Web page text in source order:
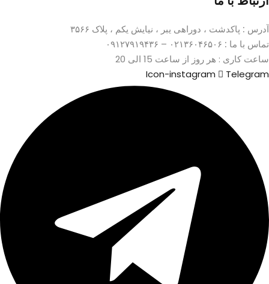
آدرس : پاکدشت ، دوراهی یبر ، نیایش یکم ، پلاک ۳۵۶۶
تماس با ما :
ساعت کاری : هر روز از ساعت 15 الی 20
Icon-instagram
Telegram